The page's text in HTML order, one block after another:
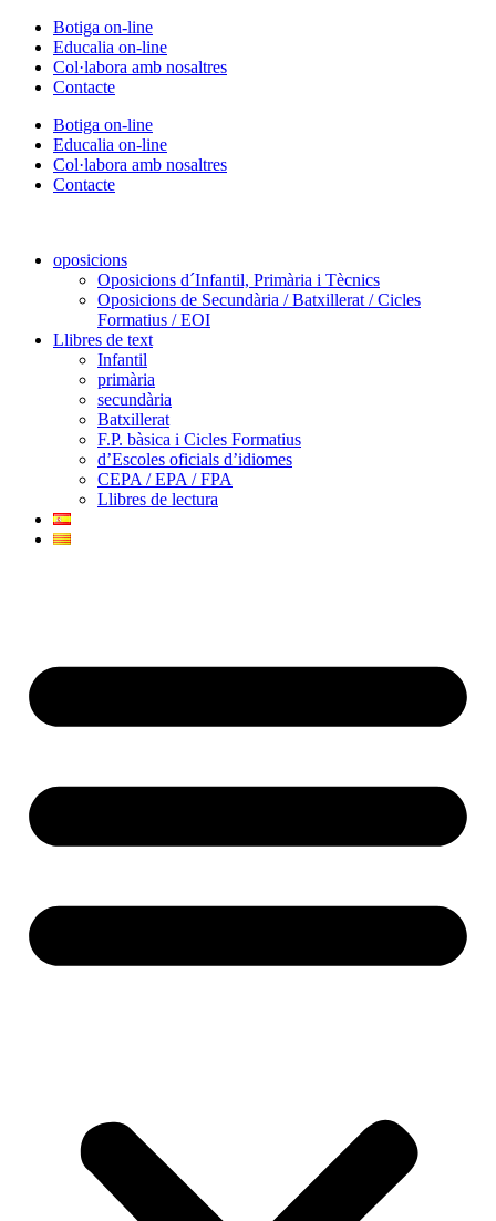
contingut
Botiga on-line
Educalia on-line
Col·labora amb nosaltres
Contacte
Botiga on-line
Educalia on-line
Col·labora amb nosaltres
Contacte
oposicions
Oposicions d´Infantil, Primària i Tècnics
Oposicions de Secundària / Batxillerat / Cicles
Formatius / EOI
Llibres de text
Infantil
primària
secundària
Batxillerat
F.P. bàsica i Cicles Formatius
d’Escoles oficials d’idiomes
CEPA / EPA / FPA
Llibres de lectura